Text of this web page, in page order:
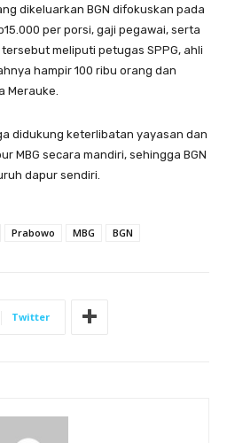
dikeluarkan BGN difokuskan pada
per porsi, gaji pegawai, serta
meliputi petugas SPPG, ahli
hampir 100 ribu orang dan
Merauke.
didukung keterlibatan yayasan dan
MBG secara mandiri, sehingga BGN
dapur sendiri.
Prabowo MBG BGN
Twitter